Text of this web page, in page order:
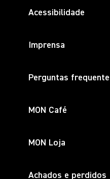
Acessibilidade
Imprensa
Perguntas
MON Café
MON Loja
Achados e perdidos